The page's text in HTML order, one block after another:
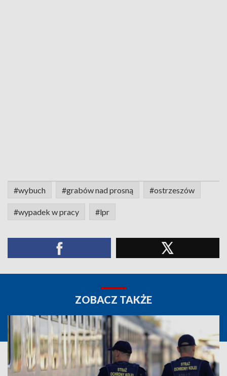
#wybuch #grabów nad prosną #ostrzeszów
#wypadek w pracy #lpr
ZOBACZ TAKŻE